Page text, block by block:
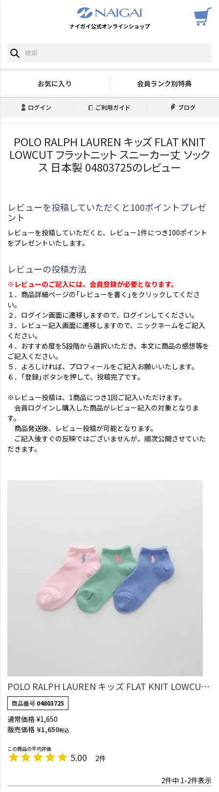
ナイガイ公式オンラインショップ
お気に入り 会員ランク別特典
ログイン ご利用ガイド ブログ
POLO RALPH LAUREN キッズ FLAT KNIT
LOWCUT フラットニット スニーカー丈 ソック
ス 日本製 04803725のレビュー
レビューを投稿していただくと100ポイントプレゼ
ント
レビューを投稿していただくと、レビュー1件につき100ポイント
をプレゼントいたします。
レビューの投稿方法
※レビューのご記入には、会員登録が必要となります。
１．商品詳細ページの「レビューを書く」をクリックしてくださ
い。
２．ログイン画面に遷移しますので、ログインしてください。
３．レビュー記入画面に遷移しますので、ニックネームをご記入
ください。
４．おすすめ度を5段階から選択いただき、本文に商品の感想等を
ご記入ください。
５．よろしければ、プロフィールをご記入お願いいたします。
６．「登録」ボタンを押して、投稿完了です。
※レビュー投稿は、1商品につき1回ご記入いただけます。
会員ログインし購入した商品がレビュー記入の対象となりま
す。
商品発送後、レビュー投稿が可能となります。
ご記入後すぐの反映ではございませんが、順次公開させていた
だきます。
POLO RALPH LAUREN キッズ FLAT KNIT LOWCUT
フラットニット スニーカー丈 ソックス 日本製
04803725
商品番号 04803725
通常価格 ¥1,650
販売価格 ¥1,650税込
5.00 2
2件中 1-2件表示